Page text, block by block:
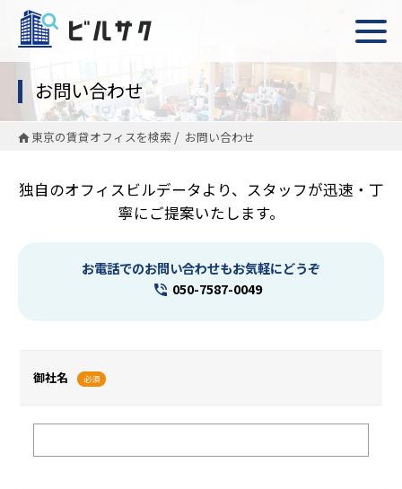
お問い合わせ
東京の賃貸オフィスを検索 お問い合わせ
独自のオフィスビルデータより、スタッフが迅速・丁
寧にご提案いたします。
お電話でのお問い合わせもお気軽にどうぞ
050-7587-0049
御社名 必須